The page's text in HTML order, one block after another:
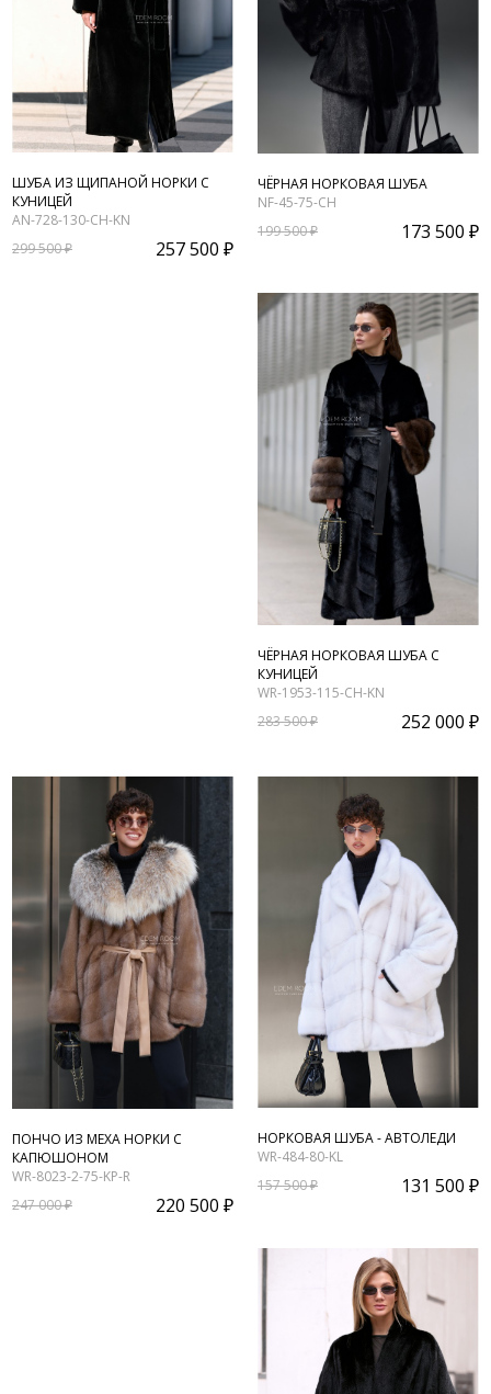
ШУБА ИЗ ЩИПАНОЙ НОРКИ С
КУНИЦЕЙ
AN-728-130-CH-KN
299 500 ₽
257 500 ₽
ЧЁРНАЯ НОРКОВАЯ ШУБА
NF-45-75-CH
199 500 ₽
173 500 ₽
ЧЁРНАЯ НОРКОВАЯ ШУБА С
КУНИЦЕЙ
WR-1953-115-CH-KN
283 500 ₽
252 000 ₽
ПОНЧО ИЗ МЕХА НОРКИ С
КАПЮШОНОМ
WR-8023-2-75-KP-R
247 000 ₽
220 500 ₽
НОРКОВАЯ ШУБА - АВТОЛЕДИ
WR-484-80-KL
157 500 ₽
131 500 ₽